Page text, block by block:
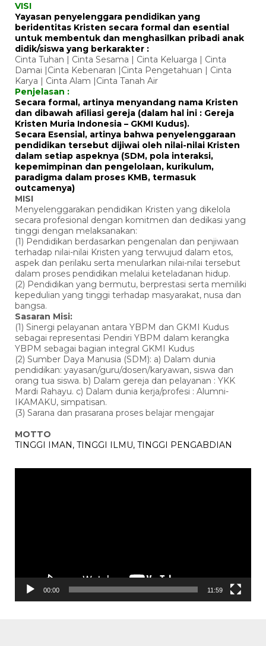
VISI
Yayasan penyelenggara pendidikan yang
beridentitas Kristen secara formal dan esential
untuk membentuk dan menghasilkan pribadi anak
didik/siswa yang berkarakter :
Cinta Tuhan | Cinta Sesama | Cinta Keluarga | Cinta
Damai |Cinta Kebenaran |Cinta Pengetahuan | Cinta
Karya | Cinta Alam |Cinta Tanah Air
Penjelasan :
Secara formal, artinya menyandang nama Kristen
dan dibawah afiliasi gereja (dalam hal ini : Gereja
Kristen Muria Indonesia – GKMI Kudus).
Secara Esensial, artinya bahwa penyelenggaraan
pendidikan tersebut dijiwai oleh nilai-nilai Kristen
dalam setiap aspeknya (SDM, pola interaksi,
kepemimpinan dan pengelolaan, kurikulum,
paradigma dalam proses KMB, termasuk
outcamenya)
MISI
Menyelenggarakan pendidikan Kristen yang dikelola
secara profesional dengan komitmen dan dedikasi yang
tinggi dengan melaksanakan:
(1) Pendidikan berdasarkan pengenalan dan penjiwaan
terhadap nilai-nilai Kristen yang terwujud dalam etos,
aspek dan perilaku serta menularkan nilai-nilai tersebut
dalam proses pendidikan melalui keteladanan hidup.
(2) Pendidikan yang bermutu, berprestasi serta memiliki
kepedulian yang tinggi terhadap masyarakat, nusa dan
bangsa.
Sasaran Misi:
(1) Sinergi pelayanan antara YBPM dan GKMI Kudus
sebagai representasi Pendiri YBPM dalam kerangka
YBPM sebagai bagian integral GKMI Kudus
(2) Sumber Daya Manusia (SDM): a) Dalam dunia
pendidikan: yayasan/guru/dosen/karyawan, siswa dan
orang tua siswa. b) Dalam gereja dan pelayanan : YKK
Mardi Rahayu. c) Dalam dunia kerja/profesi : Alumni-
IKAMAKU, simpatisan.
(3) Sarana dan prasarana proses belajar mengajar
MOTTO
TINGGI IMAN, TINGGI ILMU, TINGGI PENGABDIAN
00:00 11:59